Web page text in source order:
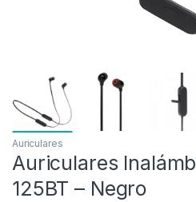
Auriculares
Auriculares
125BT – Negro